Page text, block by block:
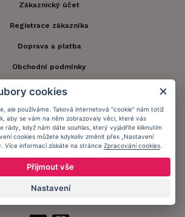
Zákaznický účet
Registrace zákazníka
Doprava a platba
Obchodní podmínky
Ochrana osobních údajů
Informační memorandum
s námi v kontaktu.
cookies
ale používáme. Taková internetová "cookie" nám totiž
aby se vám na něm zobrazovaly věci, které vás
rády, když nám dáte souhlas, který vyjádříte kliknutím
cookies můžete kdykoliv změnit přes „Nastavení
Více informací získáte na stránce Zpracování cookies
Přijmout vše
Nastavení